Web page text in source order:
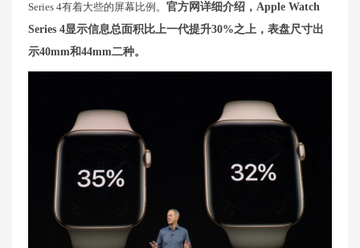
Series 4有着大些的屏幕比例。 官方网详细介绍，Apple Watch
Series 4显示信息总面积比上一代提升30%之上，表盘尺寸出
示40mm和44mm二种。